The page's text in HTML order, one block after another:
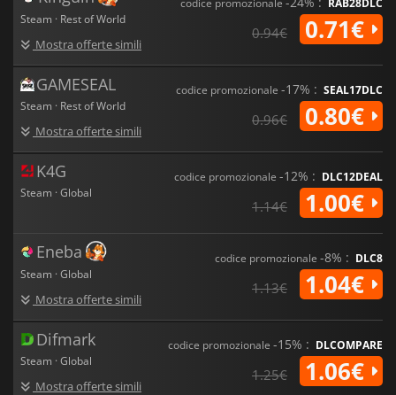
Steam · Rest of World
Mostra offerte simili
0.94€ 0.71€
GAMESEAL
Steam · Rest of World
Mostra offerte simili
codice promozionale -17% : SEAL17DLC
0.96€ 0.80€
K4G
Steam · Global
codice promozionale -12% : DLC12DEAL
1.14€ 1.00€
Eneba
Steam · Global
Mostra offerte simili
codice promozionale -8% : DLC8
1.13€ 1.04€
Difmark
Steam · Global
Mostra offerte simili
codice promozionale -15% : DLCOMPARE
1.25€ 1.06€